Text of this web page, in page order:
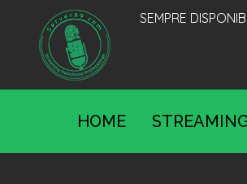
SEMPRE
HOME